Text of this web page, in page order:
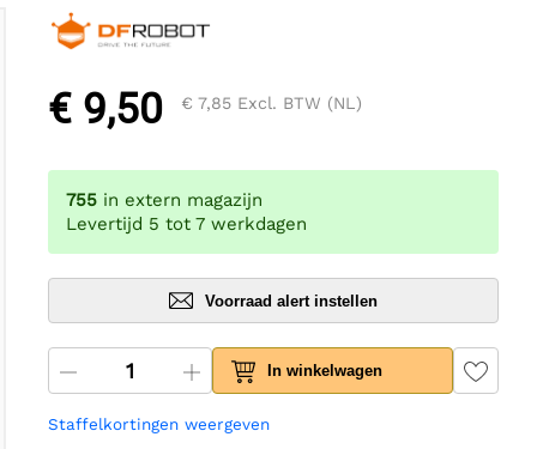
€ 9,50 € 7,85 Excl. BTW (NL)
755 in extern magazijn
Levertijd 5 tot 7 werkdagen
Voorraad alert instellen
In winkelwagen
Staffelkortingen weergeven